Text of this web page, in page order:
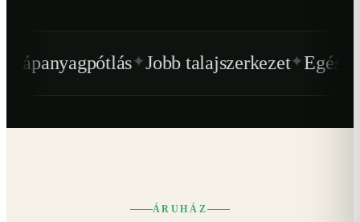
✦Jobb talajszerkezet✦Egészségesebb
ÁRUHÁZ